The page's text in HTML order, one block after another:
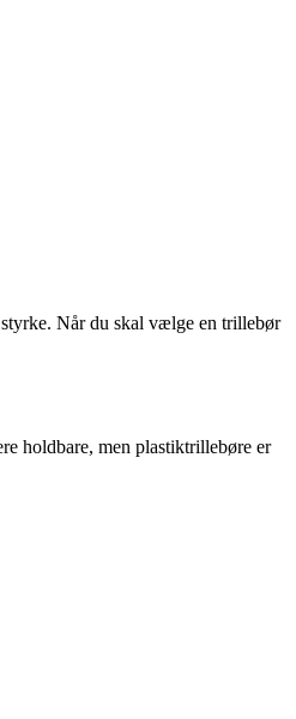
Når du skal vælge en trillebør
holdbare, men plastiktrillebøre er